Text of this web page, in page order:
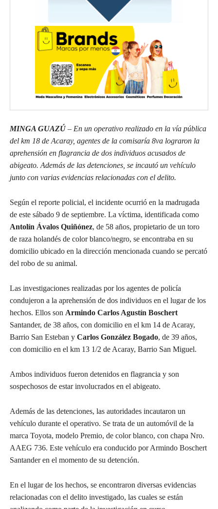
MINGA GUAZÚ– En un operativo realizado en la vía pública
del km 18 de Acaray, agentes de la comisaría 8va lograron la
aprehensión en flagrancia de dos individuos acusados de
abigeato. Además de las detenciones, se incautó un vehículo
junto con varias evidencias relacionadas con el delito.
Según el reporte policial, el incidente ocurrió en la madrugada
de este sábado 9 de septiembre. La víctima, identificada como
Antolín Ávalos Quiñónez, de 58 años, propietario de un toro
de raza holandés de color blanco/negro, se encontraba en su
domicilio ubicado en la dirección mencionada cuando se percató
del robo de su animal.
Las investigaciones realizadas por los agentes de policía
condujeron a la aprehensión de dos individuos en el lugar de los
hechos. Ellos son Armindo Carlos Agustín Boschert
Santander, de 38 años, con domicilio en el km 14 de Acaray,
Barrio San Esteban y Carlos González Bogado, de 39 años,
con domicilio en el km 13 1/2 de Acaray, Barrio San Miguel.
Ambos individuos fueron detenidos en flagrancia y son
sospechosos de estar involucrados en el abigeato.
Además de las detenciones, las autoridades incautaron un
vehículo durante el operativo. Se trata de un automóvil de la
marca Toyota, modelo Premio, de color blanco, con chapa Nro.
AAEG 736. Este vehículo era conducido por Armindo Boschert
Santander en el momento de su detención.
En el lugar de los hechos, se encontraron diversas evidencias
relacionadas con el delito investigado, las cuales se están